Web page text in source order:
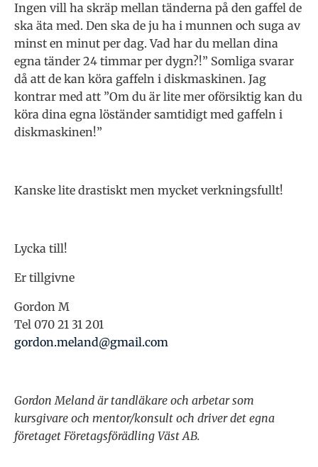
Ingen vill ha skräp mellan tänderna på den gaffel de
ska äta med. Den ska de ju ha i munnen och suga av
minst en minut per dag. Vad har du mellan dina
egna tänder 24 timmar per dygn?!” Somliga svarar
då att de kan köra gaffeln i diskmaskinen. Jag
kontrar med att ”Om du är lite mer oförsiktig kan du
köra dina egna löständer samtidigt med gaffeln i
diskmaskinen!”
Kanske lite drastiskt men mycket verkningsfullt!
Lycka till!
Er tillgivne
Gordon M
Tel 070 21 31 201
gordon.meland@gmail.com
Gordon Meland är tandläkare och arbetar som
kursgivare och mentor/konsult och driver det egna
företaget Företagsförädling Väst AB.